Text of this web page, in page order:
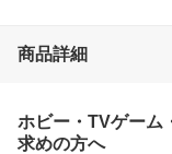
商品詳細
ホビー・TVゲーム
求めの方へ